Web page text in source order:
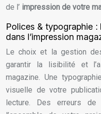
de l’ impression de votre
Polices & typographie
dans l’impression
Le choix et la gestion
garantir la lisibilité et
magazine. Une
visuelle de votre
lecture. Des erreurs de